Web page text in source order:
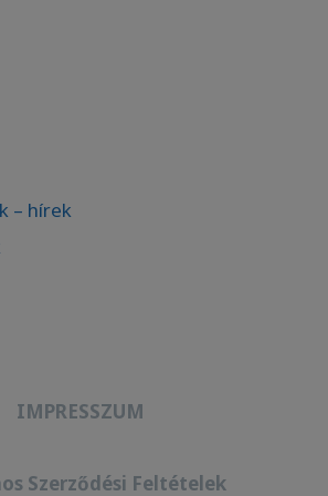
– hírek
IMPRESSZUM
Szerződési Feltételek